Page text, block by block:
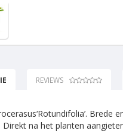
REVIEWS
Direkt na het planten